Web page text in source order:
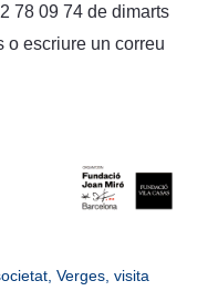
78 09 74 de dimarts
o escriure un correu
, Verges, visita